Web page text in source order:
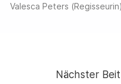
Valesca Peters (Regisseurin)
Nächster